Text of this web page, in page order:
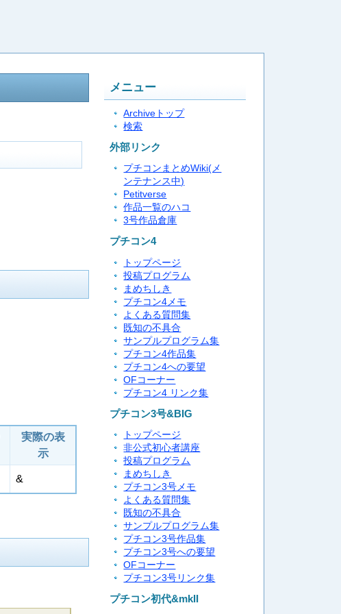
実際の表
示
&
メニュー
Archiveトップ
検索
外部リンク
プチコンまとめWiki(メ
ンテナンス中)
Petitverse
作品一覧のハコ
3号作品倉庫
プチコン4
トップページ
投稿プログラム
まめちしき
プチコン4メモ
よくある質問集
既知の不具合
サンプルプログラム集
プチコン4作品集
プチコン4への要望
OFコーナー
プチコン4 リンク集
プチコン3号&BIG
トップページ
非公式初心者講座
投稿プログラム
まめちしき
プチコン3号メモ
よくある質問集
既知の不具合
サンプルプログラム集
プチコン3号作品集
プチコン3号への要望
OFコーナー
プチコン3号リンク集
プチコン初代&mkII